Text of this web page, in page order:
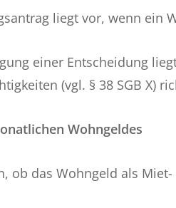
liegt vor, wenn ein
einer Entscheidung
(vgl. § 38 SGB X)
Wohngeldes
ob das Wohngeld als